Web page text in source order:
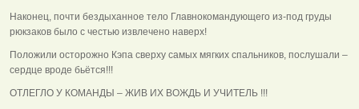
Наконец, почти бездыханное тело Главнокомандующего из-под груды
рюкзаков было с честью извлечено наверх!
Положили осторожно Кэпа сверху самых мягких спальников, послушали –
сердце вроде бьётся!!!
ОТЛЕГЛО У КОМАНДЫ – ЖИВ ИХ ВОЖДЬ И УЧИТЕЛЬ !!!